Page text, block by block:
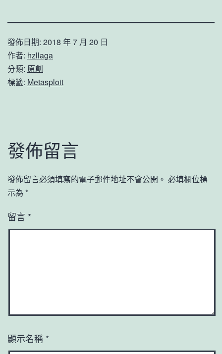
發佈日期: 2018 年 7 月 20 日
作者: hzllaga
分類: 原創
標籤: Metasploit
發佈留言
發佈留言必須填寫的電子郵件地址不會公開。 必填欄位標
示為 *
留言 *
顯示名稱 *